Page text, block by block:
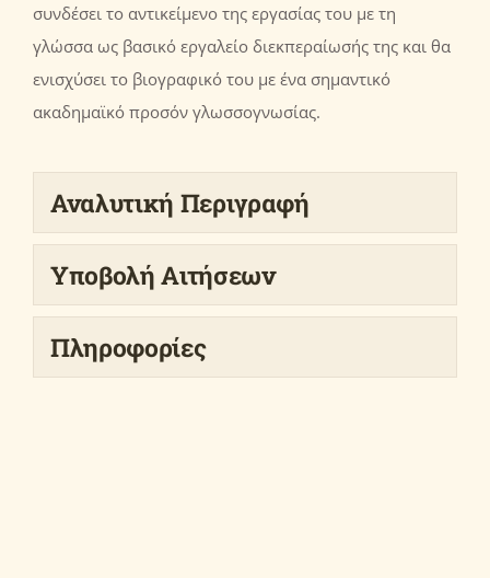
συνδέσει το αντικείμενο της εργασίας του με τη
γλώσσα ως βασικό εργαλείο διεκπεραίωσής της και θα
ενισχύσει το βιογραφικό του με ένα σημαντικό
ακαδημαϊκό προσόν γλωσσογνωσίας.
Αναλυτική Περιγραφή
Υποβολή Αιτήσεων
Πληροφορίες